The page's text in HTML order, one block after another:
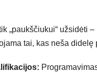
„paukščiukui“ užsidėti
tai, kas neša didelę